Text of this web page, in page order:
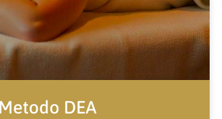
Metodo DEA